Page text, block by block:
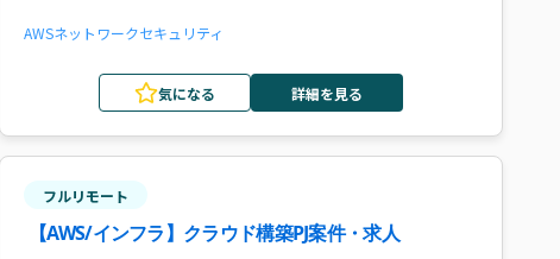
AWSネットワークセキュリティ
気になる 詳細を見る
フルリモート
【AWS/インフラ】クラウド構築PJ案件・求人